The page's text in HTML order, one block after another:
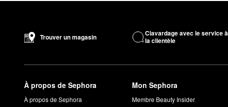
Trouver un magasin
Clavardage avec le service à
la clientèle
À propos de Sephora
À propos de Sephora
Mon Sephora
Membre Beauty Insider